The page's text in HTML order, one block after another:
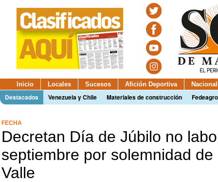
Inicio Locales Sucesos Afición Deportiva
Destacados Venezuela y Chile Materiales de construcción Fedeagro
FECHA
Decretan Día de Júbilo no
septiembre por solemnidad de
Valle